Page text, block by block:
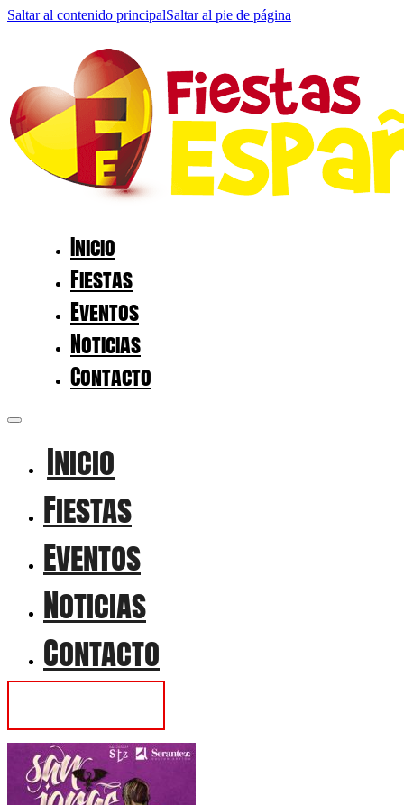
Saltar al contenido principalSaltar al pie de página
Inicio
Fiestas
Eventos
Noticias
Contacto
Inicio
Fiestas
Eventos
Noticias
Contacto